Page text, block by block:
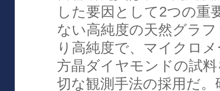
した要因として2つの重
ない高純度の天然グラ
り高純度で、マイクロ
方晶ダイヤモンドの試
切な観測手法の採用だ